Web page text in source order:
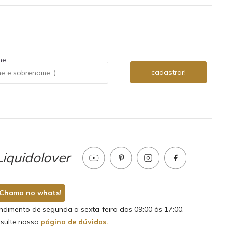
Chama no whats!
de segunda a sexta-feira das 09:00 às 17:00.
nossa página de dúvidas.